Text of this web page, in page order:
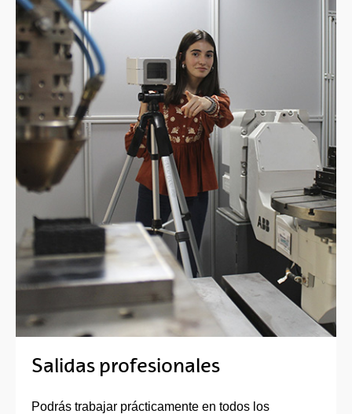
Salidas profesionales
Podrás trabajar prácticamente en todos los